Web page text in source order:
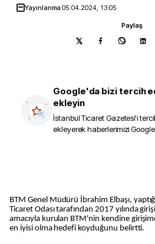
Yayınlanma05.04.2024, 13:05
Paylaş
Google'da bizi tercih
ekleyin
İstanbul Ticaret Gazetesi'i
ekleyerek haberlerimizi
BTM Genel Müdürü İbrahim Elbaşı,
Ticaret Odası tarafından 2017 yılında
amacıyla kurulan BTM'nin kendine
en iyisi olma hedefi koyduğunu belirtti.